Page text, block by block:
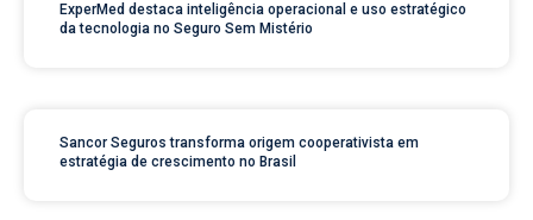
ExperMed destaca inteligência operacional e uso estratégico
da tecnologia no Seguro Sem Mistério
Sancor Seguros transforma origem cooperativista em
estratégia de crescimento no Brasil